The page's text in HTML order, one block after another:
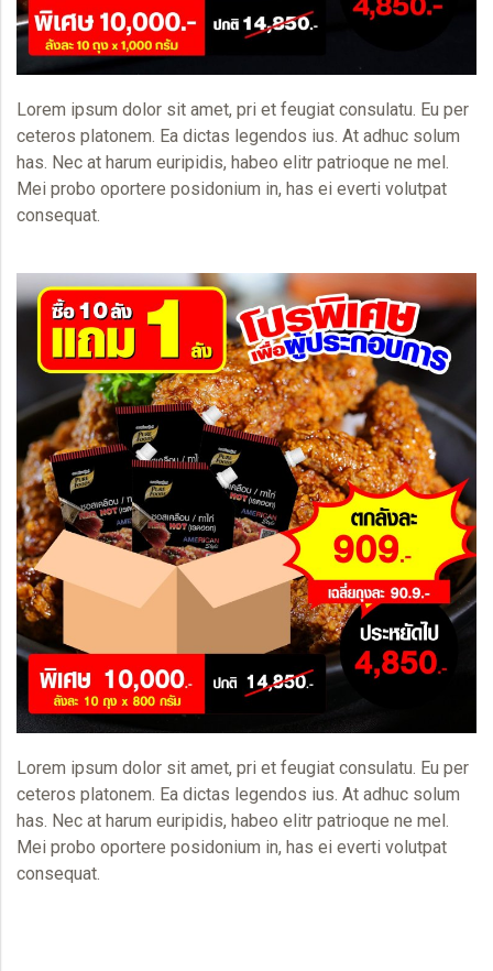
Lorem ipsum dolor sit amet, pri et feugiat consulatu. Eu per
ceteros platonem. Ea dictas legendos ius. At adhuc solum
has. Nec at harum euripidis, habeo elitr patrioque ne mel.
Mei probo oportere posidonium in, has ei everti volutpat
consequat.
Lorem ipsum dolor sit amet, pri et feugiat consulatu. Eu per
ceteros platonem. Ea dictas legendos ius. At adhuc solum
has. Nec at harum euripidis, habeo elitr patrioque ne mel.
Mei probo oportere posidonium in, has ei everti volutpat
consequat.